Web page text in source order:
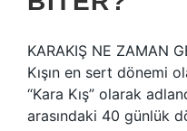
KARAKIŞ NE ZAMAN
Kışın en sert dönemi
“Kara Kış” olarak
arasındaki 40 günlük